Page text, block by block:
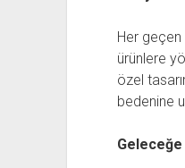
Her
ürünlere
özel
bedenine